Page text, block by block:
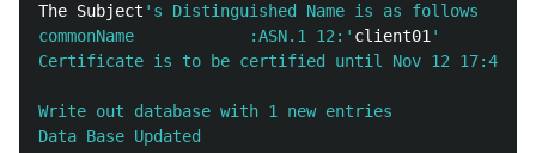
The Subject 's Distinguished Name is as follows
commonName            :ASN.1 12:' client01 '
Certificate is to be certified until Nov 12 17:49:24
Write out database with 1 new entries
Data Base Updated